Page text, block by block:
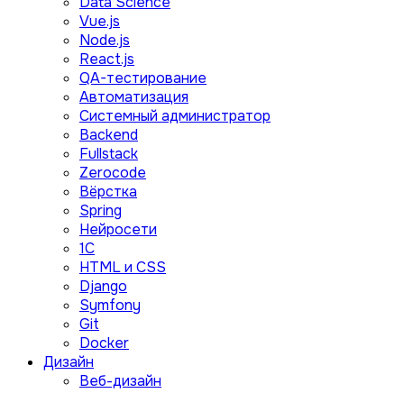
Vue.js
Node.js
React.js
QA-тестирование
Автоматизация
Системный администратор
Backend
Fullstack
Zerocode
Вёрстка
Spring
Нейросети
1C
HTML и CSS
Django
Symfony
Git
Docker
Дизайн
Веб-дизайн